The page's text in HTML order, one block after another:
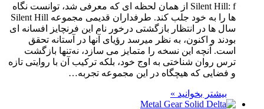
Silent Hill: f از همان لحظه ای که معرفی شد، توانست نگاه
ها را به خود جلب کند. طرفداران قدیمی مجموعه Silent Hill
سال ها در انتظار بازگشتی درخور نام این فرنچایز افسانه ای
بودند و اکنون، به نظر میرسد رؤیای آنها در آستانه تحقق
است. آنچه این نسخه را متمایز می سازد، نه‌تنها بازگشت
ترس روان شناختی به اوج خود، بلکه ترکیب آن با روایتی تازه
و فضایی که هیچگاه در این مجموعه تجربه…
بیشتر بخوانید »